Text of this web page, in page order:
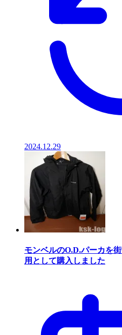
2024.12.29
モンベルのO.D.パーカを
用として購入しました